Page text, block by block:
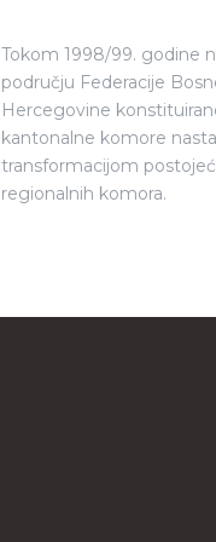
Tokom 1998/99. godine
području Federacije
Hercegovine
kantonalne komore
transformacijom
regionalnih komora.